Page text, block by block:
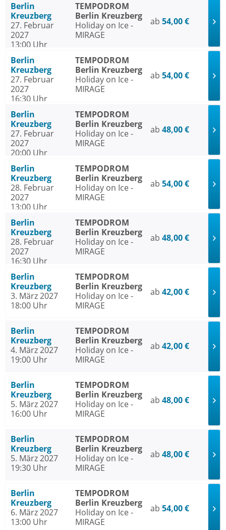
Berlin
Kreuzberg
27. Februar
2027
13:00 Uhr
TEMPODROM
Berlin Kreuzberg
Holiday on Ice -
MIRAGE
ab 54,00 €
Berlin
Kreuzberg
27. Februar
2027
16:30 Uhr
TEMPODROM
Berlin Kreuzberg
Holiday on Ice -
MIRAGE
ab 54,00 €
Berlin
Kreuzberg
27. Februar
2027
20:00 Uhr
TEMPODROM
Berlin Kreuzberg
Holiday on Ice -
MIRAGE
ab 48,00 €
Berlin
Kreuzberg
28. Februar
2027
13:00 Uhr
TEMPODROM
Berlin Kreuzberg
Holiday on Ice -
MIRAGE
ab 54,00 €
Berlin
Kreuzberg
28. Februar
2027
16:30 Uhr
TEMPODROM
Berlin Kreuzberg
Holiday on Ice -
MIRAGE
ab 48,00 €
Berlin
Kreuzberg
3. März 2027
18:00 Uhr
TEMPODROM
Berlin Kreuzberg
Holiday on Ice -
MIRAGE
ab 42,00 €
Berlin
Kreuzberg
4. März 2027
19:00 Uhr
TEMPODROM
Berlin Kreuzberg
Holiday on Ice -
MIRAGE
ab 42,00 €
Berlin
Kreuzberg
5. März 2027
16:00 Uhr
TEMPODROM
Berlin Kreuzberg
Holiday on Ice -
MIRAGE
ab 48,00 €
Berlin
Kreuzberg
5. März 2027
19:30 Uhr
TEMPODROM
Berlin Kreuzberg
Holiday on Ice -
MIRAGE
ab 48,00 €
Berlin
Kreuzberg
6. März 2027
13:00 Uhr
TEMPODROM
Berlin Kreuzberg
Holiday on Ice -
MIRAGE
ab 54,00 €